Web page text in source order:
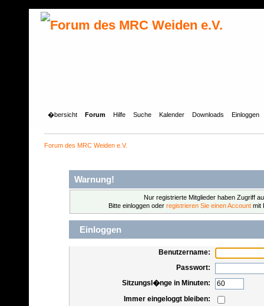
�bersicht Forum Hilfe Suche Kalender Downloads Einloggen
Forum des MRC Weiden e.V.
Warnung!
Nur registrierte Mitglieder haben Zugriff
Bitte einloggen oder registrieren Sie einen Accountmit
Einloggen
Benutzername:
Passwort:
Sitzungsl�nge in Minuten:
Immer eingeloggt bleiben: